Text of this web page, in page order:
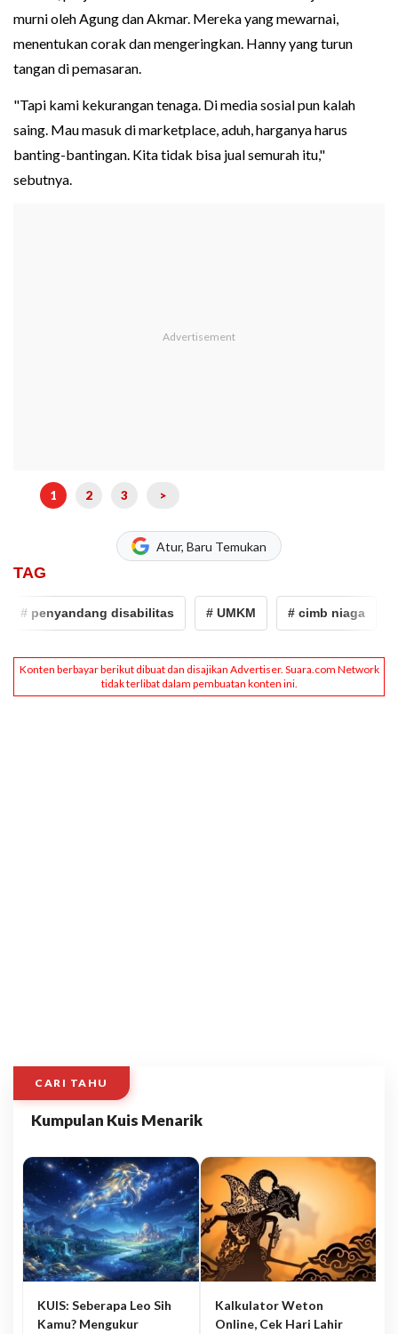
murni oleh Agung dan Akmar. Mereka yang mewarnai,
menentukan corak dan mengeringkan. Hanny yang turun
tangan di pemasaran.
"Tapi kami kekurangan tenaga. Di media sosial pun kalah
saing. Mau masuk di marketplace, aduh, harganya harus
banting-bantingan. Kita tidak bisa jual semurah itu,"
sebutnya.
1 2 3 >
Atur, Baru Temukan
TAG
# penyandang disabilitas # UMKM # cimb niaga
CARI TAHU
Kumpulan Kuis Menarik
KUIS: Seberapa Leo Sih
Kamu? Mengukur
Kalkulator Weton
Online, Cek Hari Lahir